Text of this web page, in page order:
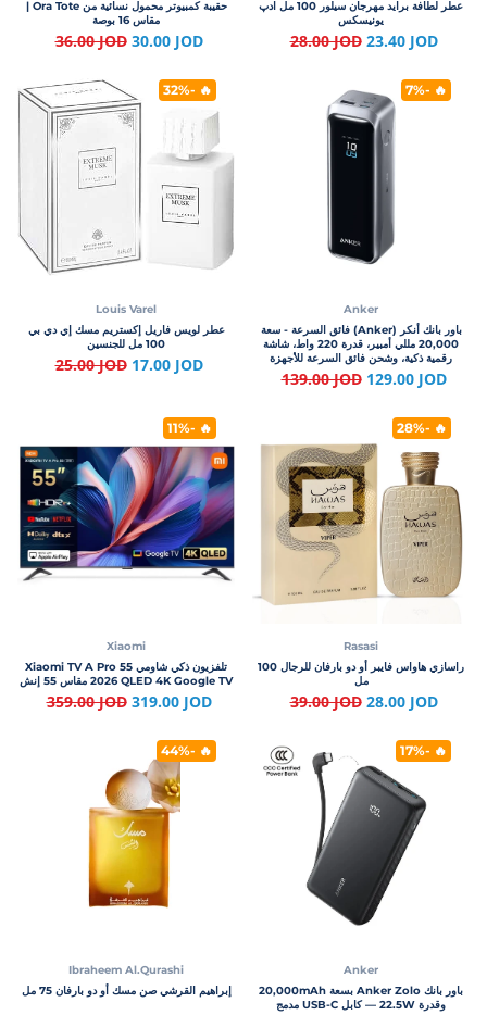
عطر لطافة براید مهرجان سیلور 100 مل ادپ
یونیسکس
28.00 JOD23.40 JOD
حقيبة كمبيوتر محمول نسائية من Ora Tote |
مقاس 16 بوصة
36.00 JOD30.00 JOD
🔥 -7%
Anker
باور بانك أنكر (Anker) فائق السرعة - سعة
20,000 مللي أمبير، قدرة 220 واط، شاشة
رقمية ذكية، وشحن فائق السرعة للأجهزة
المتعددة139.00 JOD129.00 JOD
🔥 -32%
Louis Varel
عطر لويس فاريل إكستريم مسك إي دي بي
100 مل للجنسين
25.00 JOD17.00 JOD
🔥 -28%
Rasasi
راسازي هاواس فايبر أو دو بارفان للرجال 100
مل
39.00 JOD28.00 JOD
🔥 -11%
Xiaomi
تلفزيون ذكي شاومي Xiaomi TV A Pro 55
2026 QLED 4K Google TV مقاس 55 إنش
359.00 JOD319.00 JOD
🔥 -17%
Anker
باور بانك Anker Zolo بسعة 20,000mAh
وقدرة 22.5W — كابل USB-C مدمج
🔥 -44%
Ibraheem Al.Qurashi
إبراهيم القرشي صن مسك أو دو بارفان 75 مل